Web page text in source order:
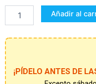
QUE
MUERTE
SEPARE
ADULTO
cantidad
Añadir al
¡PÍDELO ANTES DE